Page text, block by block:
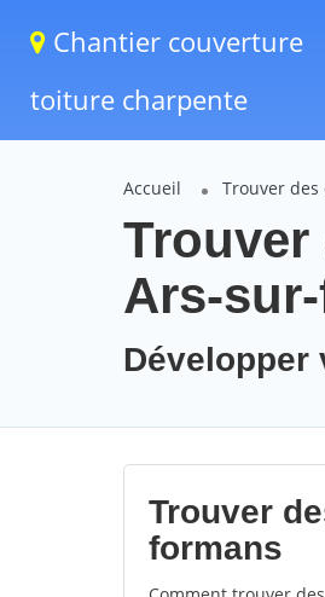
Chantier couverture
toiture charpente
Accueil Trouver
Ars-
Développer
Trouver
formans